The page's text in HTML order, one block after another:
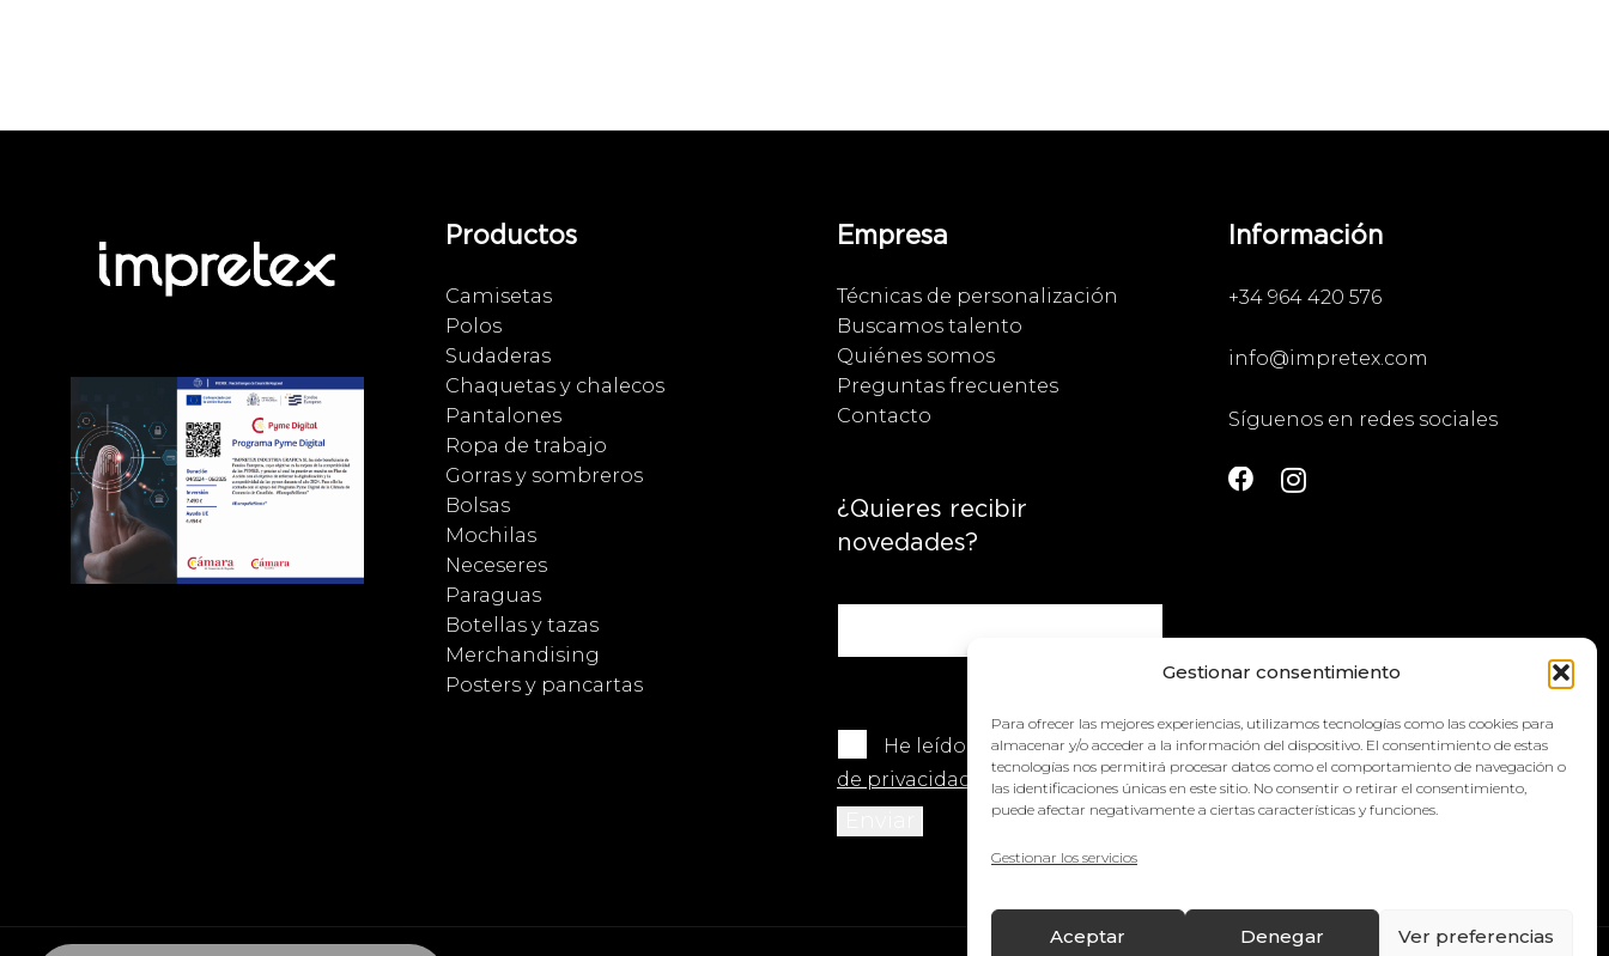
Gestionar consentimiento
Para ofrecer las mejores experiencias, utilizamos tecnologías como las cookies para
almacenar y/o acceder a la información del dispositivo. El consentimiento de estas
tecnologías nos permitirá procesar datos como el comportamiento de navegación o
las identificaciones únicas en este sitio. No consentir o retirar el consentimiento,
puede afectar negativamente a ciertas características y funciones.
Gestionar los servicios
Aceptar Denegar Ver preferencias
Productos
Camisetas
Polos
Sudaderas
Chaquetas y chalecos
Pantalones
Ropa de trabajo
Gorras y sombreros
Bolsas
Mochilas
Neceseres
Paraguas
Botellas y tazas
Merchandising
Posters y pancartas
Empresa
Técnicas de personalización
Buscamos talento
Quiénes somos
Preguntas frecuentes
Contacto
¿Quieres recibir
novedades?
He leído y acepto lapolítica
de privacidad
Información
+34 964 420 576
info@impretex.com
Síguenos en redes sociales